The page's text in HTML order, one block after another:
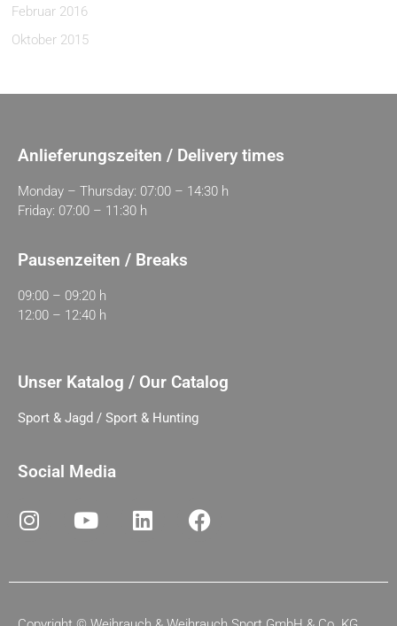
Februar 2016
Oktober 2015
Anlieferungszeiten / Delivery times
Monday – Thursday: 07:00 – 14:30 h
Friday: 07:00 – 11:30 h
Pausenzeiten / Breaks
09:00 – 09:20 h
12:00 – 12:40 h
Unser Katalog / Our Catalog
Sport & Jagd / Sport & Hunting
Social Media